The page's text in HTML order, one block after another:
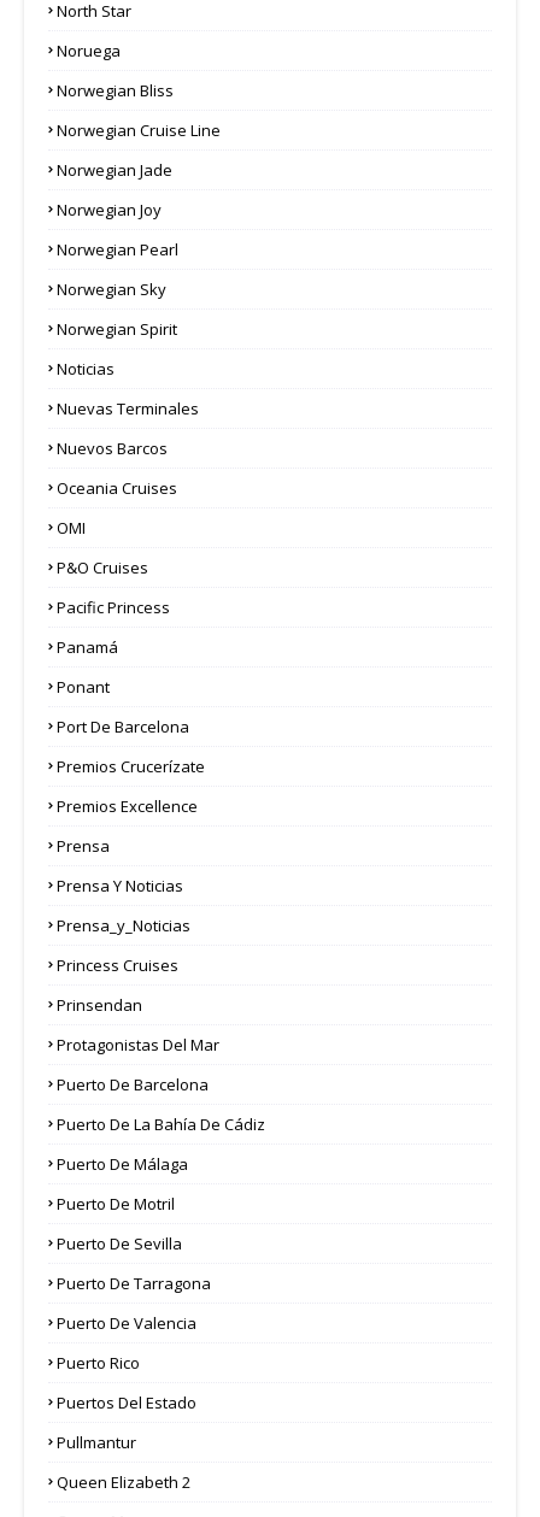
North Star
Noruega
Norwegian Bliss
Norwegian Cruise Line
Norwegian Jade
Norwegian Joy
Norwegian Pearl
Norwegian Sky
Norwegian Spirit
Noticias
Nuevas Terminales
Nuevos Barcos
Oceania Cruises
OMI
P&O Cruises
Pacific Princess
Panamá
Ponant
Port De Barcelona
Premios Crucerízate
Premios Excellence
Prensa
Prensa Y Noticias
Prensa_y_Noticias
Princess Cruises
Prinsendan
Protagonistas Del Mar
Puerto De Barcelona
Puerto De La Bahía De Cádiz
Puerto De Málaga
Puerto De Motril
Puerto De Sevilla
Puerto De Tarragona
Puerto De Valencia
Puerto Rico
Puertos Del Estado
Pullmantur
Queen Elizabeth 2